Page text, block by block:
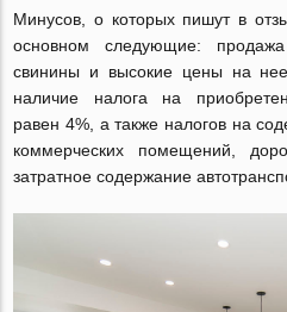
Минусов, о которых пишут в
основном следующие:
свинины и высокие цены на
наличие налога на
равен 4%, а также налогов на
коммерческих помещений,
затратное содержание